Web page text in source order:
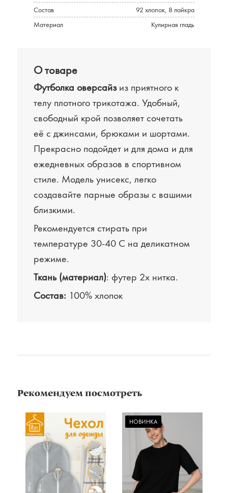
О товаре
Футболка оверсайзиз приятного к
телу плотного трикотажа. Удобный,
свободный крой позволяет сочетать
её с джинсами, брюками и шортами.
Прекрасно подойдет и для дома и для
ежедневных образов в спортивном
стиле. Модель унисекс, легко
создавайте парные образы с вашими
близкими.
Рекомендуется стирать при
температуре 30-40 С на деликатном
режиме.
Ткань (материал): футер 2х нитка.
Состав: 100% хлопок
Состав
92 хлопок, 8 лайкра
Материал
Кулирная гладь
Рекомендуем посмотреть
НОВИНКА